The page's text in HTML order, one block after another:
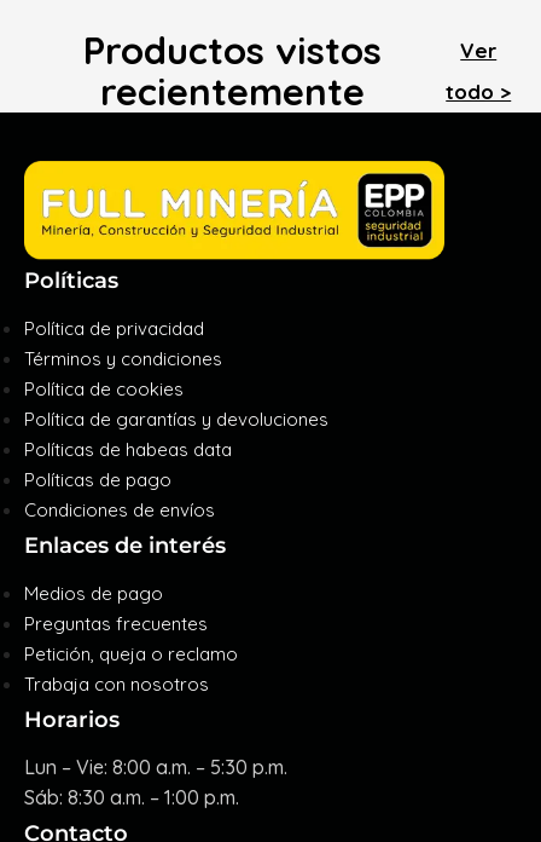
Productos vistos
recientemente
Ver
todo >
Políticas
Política de privacidad
Términos y condiciones
Política de cookies
Política de garantías y devoluciones
Políticas de habeas data
Políticas de pago
Condiciones de envíos
Enlaces de interés
Medios de pago
Preguntas frecuentes
Petición, queja o reclamo
Trabaja con nosotros
Horarios
Lun – Vie: 8:00 a.m. – 5:30 p.m.
Sáb: 8:30 a.m. – 1:00 p.m.
Contacto